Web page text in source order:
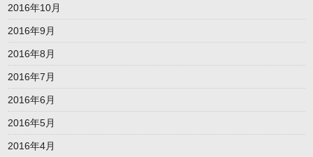
2016年10月
2016年9月
2016年8月
2016年7月
2016年6月
2016年5月
2016年4月